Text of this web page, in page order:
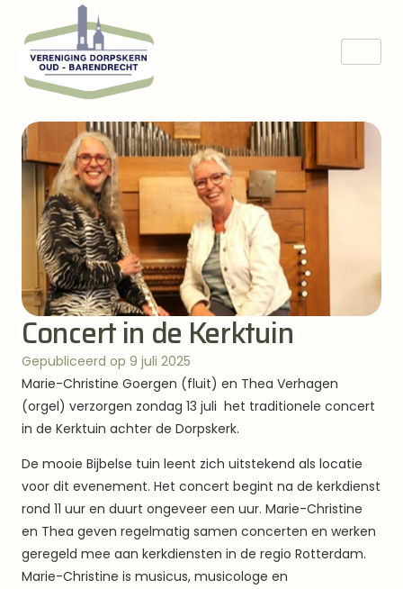
Concert in de Kerktuin
Gepubliceerd op 9 juli 2025
Marie-Christine Goergen (fluit) en Thea Verhagen
(orgel) verzorgen zondag 13 juli het traditionele concert
in de Kerktuin achter de Dorpskerk.
De mooie Bijbelse tuin leent zich uitstekend als locatie
voor dit evenement. Het concert begint na de kerkdienst
rond 11 uur en duurt ongeveer een uur. Marie-Christine
en Thea geven regelmatig samen concerten en werken
geregeld mee aan kerkdiensten in de regio Rotterdam.
Marie-Christine is musicus, musicologe en